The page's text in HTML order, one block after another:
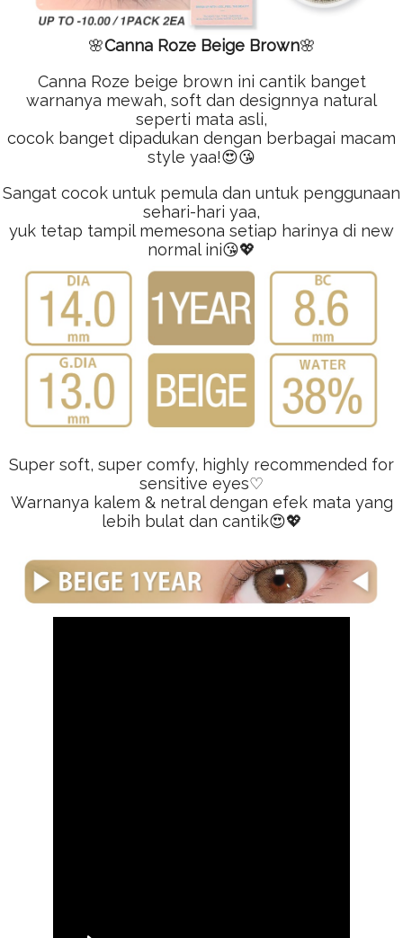
🌸Canna Roze Beige Brown🌸
Canna Roze beige brown ini cantik banget
warnanya mewah, soft dan designnya natural
seperti mata asli,
cocok banget dipadukan dengan berbagai macam
style yaa!😍😘
Sangat cocok untuk pemula dan untuk penggunaan
sehari-hari yaa,
yuk tetap tampil memesona setiap harinya di new
normal ini😘💖
Super soft, super comfy, highly recommended for
sensitive eyes♡
Warnanya kalem & netral dengan efek mata yang
lebih bulat dan cantik😍💖